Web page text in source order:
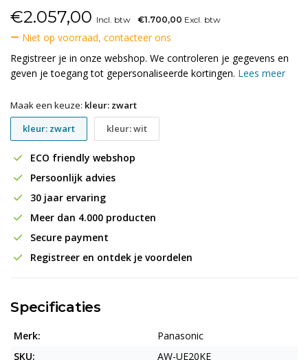
€2.057,00 Incl. btw €1.700,00 Excl. btw
Niet op voorraad, contacteer ons
Registreer je in onze webshop. We controleren je gegevens en
geven je toegang tot gepersonaliseerde kortingen. Lees meer
Maak een keuze: kleur: zwart
kleur: zwart
kleur: wit
ECO friendly webshop
Persoonlijk advies
30 jaar ervaring
Meer dan 4.000 producten
Secure payment
Registreer en ontdek je voordelen
Specificaties
Merk:
Panasonic
SKU:
AW-UE20KE